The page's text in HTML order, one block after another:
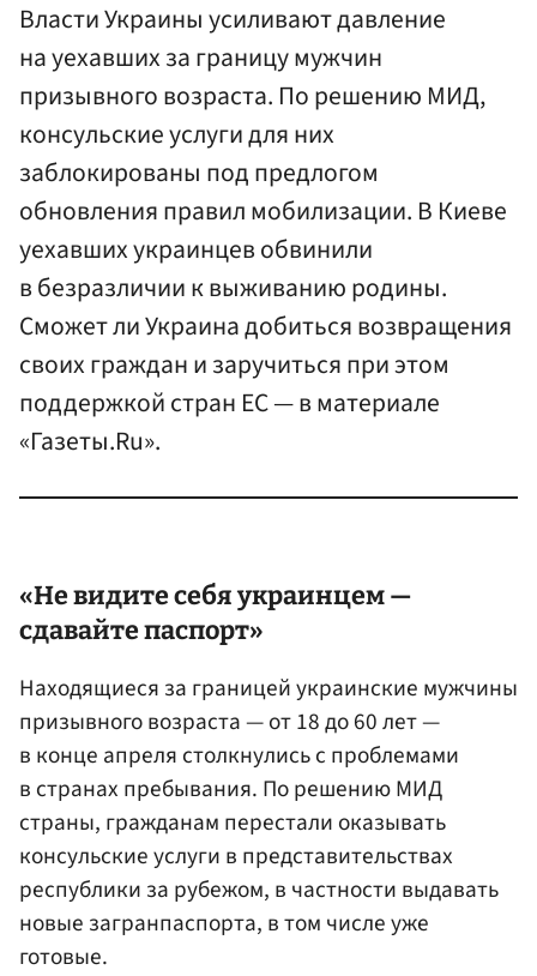
Власти Украины усиливают давление
на уехавших за границу мужчин
призывного возраста. По решению МИД,
консульские услуги для них
заблокированы под предлогом
обновления правил мобилизации. В Киеве
уехавших украинцев обвинили
в безразличии к выживанию родины.
Сможет ли Украина добиться возвращения
своих граждан и заручиться при этом
поддержкой стран ЕС — в материале
«Газеты.Ru».
«Не видите себя украинцем —
сдавайте паспорт»
Находящиеся за границей украинские мужчины
призывного возраста — от 18 до 60 лет —
в конце апреля столкнулись с проблемами
в странах пребывания. По решению МИД
страны, гражданам перестали оказывать
консульские услуги в представительствах
республики за рубежом, в частности выдавать
новые загранпаспорта, в том числе уже
готовые.